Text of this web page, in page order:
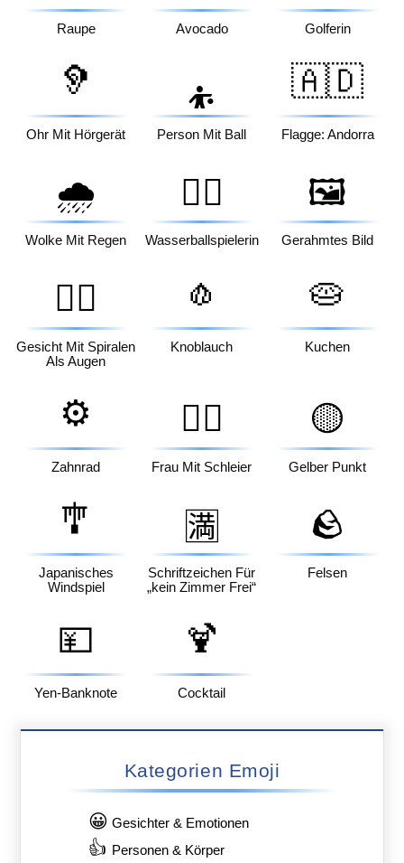
Raupe Avocado Golferin
🦻
Ohr Mit Hörgerät
⛹️
Person Mit Ball
🇦🇩
Flagge: Andorra
🌧️
Wolke Mit Regen
🤽‍♀️
Wasserballspielerin
🖼️
Gerahmtes Bild
😵‍💫
Gesicht Mit Spiralen
Als Augen
🧄
Knoblauch
🥧
Kuchen
⚙️
Zahnrad
👰‍♀️
Frau Mit Schleier
🟡
Gelber Punkt
🎐
Japanisches
Windspiel
🈵
Schriftzeichen Für
„kein Zimmer Frei“
🪨
Felsen
💴
Yen-Banknote
🍹
Cocktail
Kategorien Emoji
😀 Gesichter & Emotionen
👍 Personen & Körper